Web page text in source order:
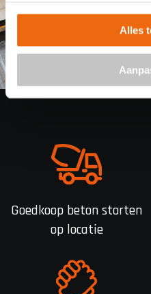
Alles
Goedkoop beton storten
op locatie